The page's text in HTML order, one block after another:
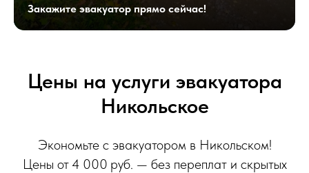
Закажите эвакуатор прямо сейчас!
Цены на услуги эвакуатора
Никольское
Экономьте с эвакуатором в Никольском!
Цены от 4 000 руб. — без переплат и скрытых